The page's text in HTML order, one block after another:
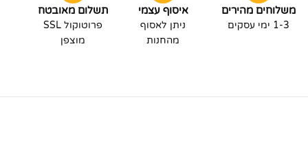
משלוחים מהירים
1-3 ימי עסקים
איסוף עצמי
ניתן לאסוף
מהחנות
תשלום מאובטח
פרוטוקול SSL
מוצפן